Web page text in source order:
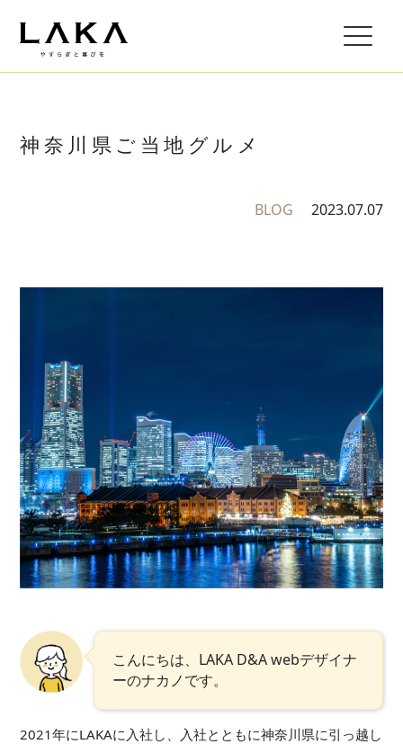
神奈川県ご当地グルメ
BLOG 2023.07.07
こんにちは、LAKA D&A webデザイナ
ーのナカノです。
2021年にLAKAに入社し、入社とともに神奈川県に引っ越し